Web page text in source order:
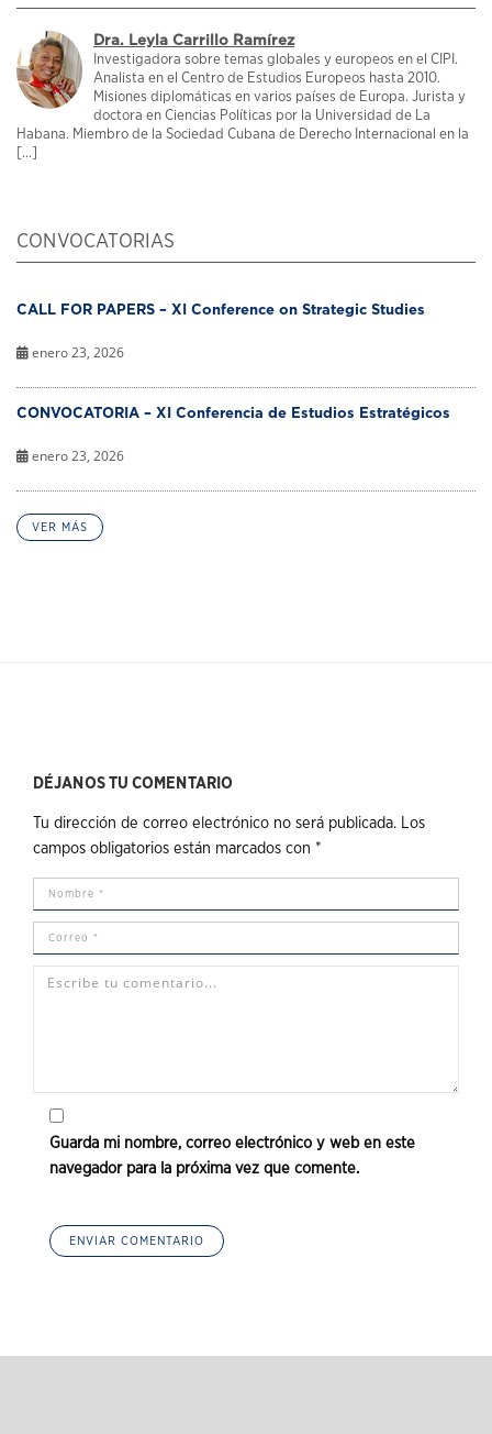
Dra. Leyla Carrillo Ramírez
Investigadora sobre temas globales y europeos en el CIPI.
Analista en el Centro de Estudios Europeos hasta 2010.
Misiones diplomáticas en varios países de Europa. Jurista y
doctora en Ciencias Políticas por la Universidad de La
Habana. Miembro de la Sociedad Cubana de Derecho Internacional en la
[...]
CONVOCATORIAS
CALL FOR PAPERS – XI Conference on Strategic Studies
enero 23, 2026
CONVOCATORIA – XI Conferencia de Estudios Estratégicos
enero 23, 2026
VER MÁS
DÉJANOS TU COMENTARIO
Tu dirección de correo electrónico no será publicada. Los
campos obligatorios están marcados con *
Guarda mi nombre, correo electrónico y web en este
navegador para la próxima vez que comente.